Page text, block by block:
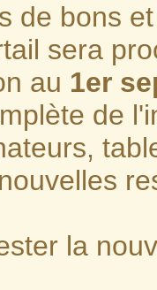
de bons
sera
au 1er
de
la